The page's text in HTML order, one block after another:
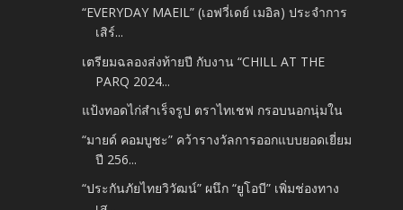
“EVERYDAY MAEIL” (เอฟวี่เดย์ เมอิล) ประจำการ
เสิร์...
เตรียมฉลองส่งท้ายปี กับงาน “CHILL AT THE
PARQ 2024...
แป้งทอดไก่สำเร็จรูป ตราไทเชฟ กรอบนอกนุ่มใน
“มายด์ คอมบูชะ” คว้ารางวัลการออกแบบยอดเยี่ยม
ปี 256...
“ประกันภัยไทยวิวัฒน์” ผนึก “ยูโอบี” เพิ่มช่องทาง